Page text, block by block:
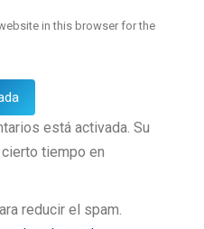
in this browser for the
está activada. Su
tiempo en
reducir el spam.